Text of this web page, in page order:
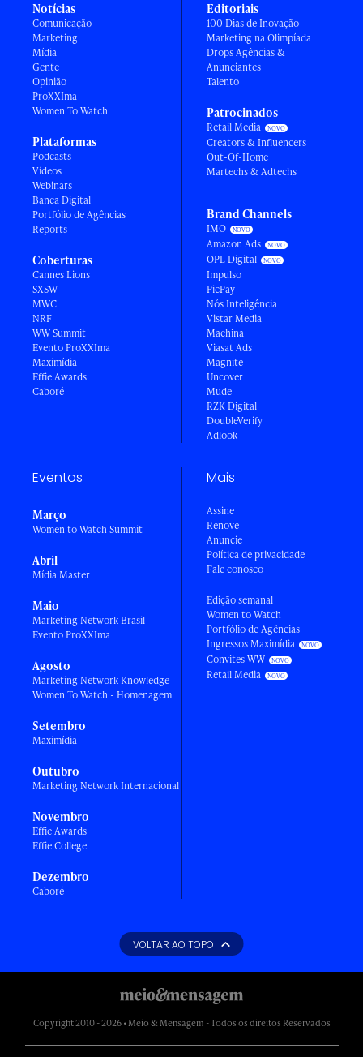
Notícias
Comunicação
Marketing
Mídia
Gente
Opinião
ProXXIma
Women To Watch
Plataformas
Podcasts
Vídeos
Webinars
Banca Digital
Portfólio de Agências
Reports
Coberturas
Cannes Lions
SXSW
MWC
NRF
WW Summit
Evento ProXXIma
Maximídia
Effie Awards
Caboré
Editoriais
100 Dias de Inovação
Marketing na Olimpíada
Drops Agências &
Anunciantes
Talento
Patrocinados
Retail Media
Creators & Influencers
Out-Of-Home
Martechs & Adtechs
Brand Channels
IMO
Amazon Ads
OPL Digital
Impulso
PicPay
Nós Inteligência
Vistar Media
Machina
Viasat Ads
Magnite
Uncover
Mude
RZK Digital
DoubleVerify
Adlook
Eventos
Março
Women to Watch Summit
Abril
Mídia Master
Maio
Marketing Network Brasil
Evento ProXXIma
Agosto
Marketing Network Knowledge
Women To Watch - Homenagem
Setembro
Maximídia
Outubro
Marketing Network Internacional
Novembro
Effie Awards
Effie College
Dezembro
Caboré
Mais
Assine
Renove
Anuncie
Política de privacidade
Fale conosco
Edição semanal
Women to Watch
Portfólio de Agências
Ingressos Maximídia
Convites WW
Retail Media
VOLTAR AO TOPO
Copyright 2010 - 2026 • Meio & Mensagem - Todos os direitos Reservados